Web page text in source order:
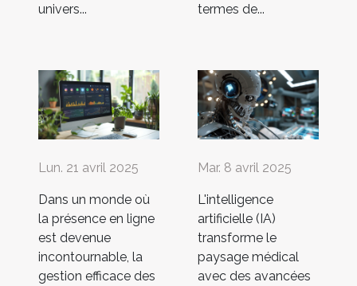
univers...
termes de...
Lun. 21 avril 2025
Dans un monde où
la présence en ligne
est devenue
incontournable, la
gestion efficace des
Mar. 8 avril 2025
L'intelligence
artificielle (IA)
transforme le
paysage médical
avec des avancées